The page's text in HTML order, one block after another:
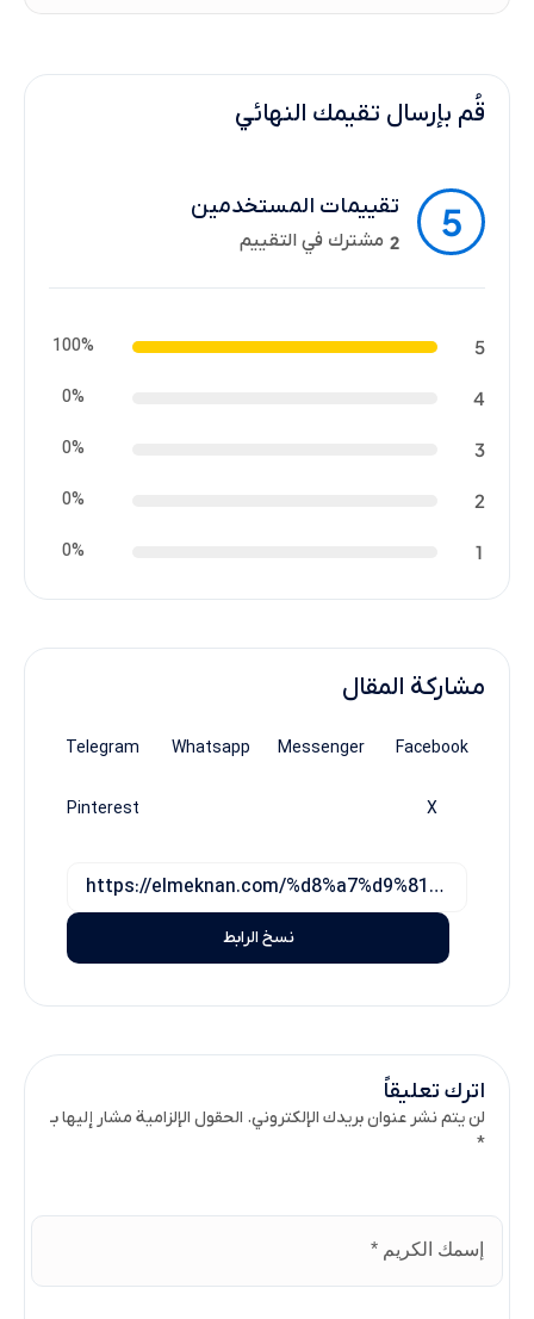
قُم بإرسال تقيمك النهائي
5 تقييمات المستخدمين
2 مشترك في التقييم
5
100%
4
0%
3
0%
2
0%
1
0%
مشاركة المقال
Facebook
Messenger
Whatsapp
Telegram
X
Pinterest
نسخ الرابط
اترك تعليقاً
لن يتم نشر عنوان بريدك الإلكتروني. الحقول الإلزامية مشار إليها بـ
*